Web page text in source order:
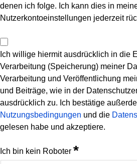
denen ich folge. Ich kann dies in
Nutzerkontoeinstellungen jederzeit
Ich willige hiermit ausdrücklich in die
Verarbeitung (Speicherung) meiner
Verarbeitung und Veröffentlichung
und Beiträge, wie in der
ausdrücklich zu. Ich bestätige
Nutzungsbedingungen und die
gelesen habe und akzeptiere.
Ich bin kein Roboter *